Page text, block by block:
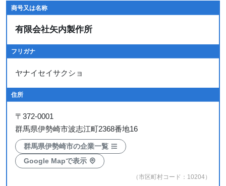
商号又は名称
有限会社矢内製作所
フリガナ
ヤナイセイサクショ
住所
〒 372-0001
群馬県伊勢崎市波志江町2368番地16
群馬県伊勢崎市の企業一覧
Google Mapで表示
（市区町村コード：10204）